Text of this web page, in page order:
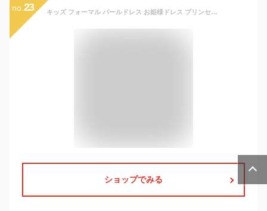
no. 23 キッズ フォーマル パールドレス お姫様ドレス プリンセスドレス ガールズ 女の子 ブルー ピンク パープル ホワイト 90cm 100cm 110cm 120cm 130cm 140cm プレゼント
ショップでみる